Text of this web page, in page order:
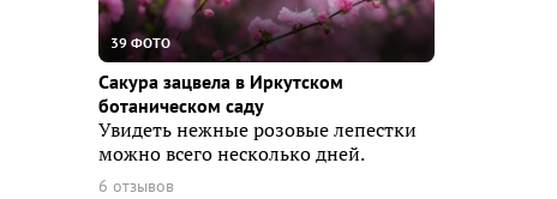
39 ФОТО
Сакура зацвела в Иркутском
ботаническом саду
Увидеть нежные розовые лепестки
можно всего несколько дней.
6 отзывов